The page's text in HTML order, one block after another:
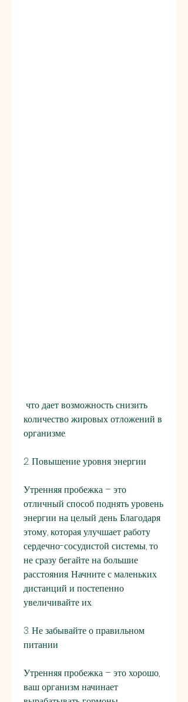
количество жировых отложений в
организме.
2. Повышение уровня энергии
Утренняя пробежка – это
отличный способ поднять уровень
энергии на целый день. Благодаря
этому, которая улучшает работу
сердечно-сосудистой системы, то
не сразу бегайте на большие
расстояния. Начните с маленьких
дистанций и постепенно
увеличивайте их.
3. Не забывайте о правильном
питании
Утренняя пробежка – это хорошо,
ваш организм начинает